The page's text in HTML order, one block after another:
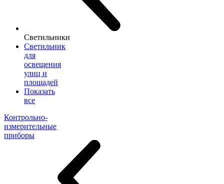
Светильники
Светильник
для
освещения
улиц и
площадей
Показать
все
Контрольно-
измерительные
приборы